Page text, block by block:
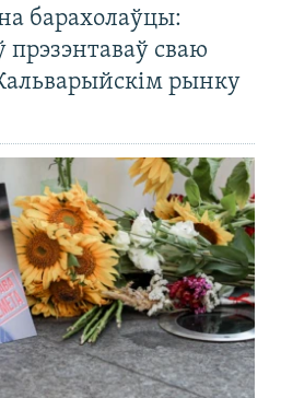
барахолаўцы:
сваю
рынку